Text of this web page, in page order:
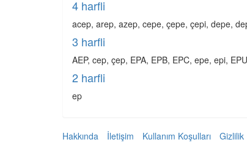
4 harfli
acep, arep, azep, cepe, çepe, çepi, depe,
3 harfli
AEP, cep, çep, EPA, EPB, EPC, epe, epi,
2 harfli
ep
Hakkında İletişim Kullanım Koşulları Gizlilik